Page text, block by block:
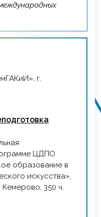
ЦДПО
образование в
искусства»,
350 ч.